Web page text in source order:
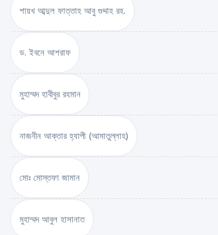
শায়খ আব্দুল ফাত্তাহ আবু গুদ্দাহ রহ.
ড. ইবনে আশরাফ
মুহাম্মদ হাবীবুর রহমান
নাজনীন আক্তার হ্যাপী (আমাতুল্লাহ)
মোঃ মোস্তফা জামান
মুহাম্মদ আবুল হাসানাত